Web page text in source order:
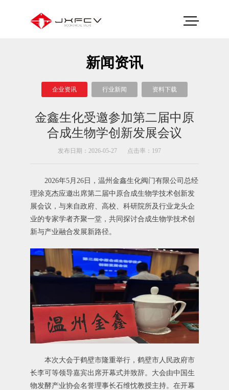
新闻资讯
企业资讯 行业新闻 资料下载
金鑫生化受邀参加第二届中原
合成生物学创新发展会议
发布日期：2026-05-27 点击率：197
2026年5月26日，温州金鑫生化阀门有限公司总经
理涂克杰应邀出席第二届中原合成生物学技术创新发
展会议，与来自政府、高校、科研院所及行业龙头企
业的专家学者齐聚一堂，共同探讨合成生物学技术创
新与产业融合发展新路径。
本次大会于鹤壁市隆重举行，鹤壁市人民政府市
长李可等领导嘉宾出席开幕式并致辞。大会由中国生
物发酵产业协会名誉理事长石维忱教授主持。在开幕